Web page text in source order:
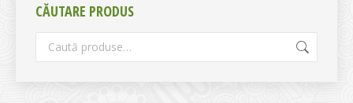
CĂUTARE PRODUS